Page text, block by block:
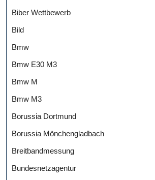
Biber Wettbewerb
Bild
Bmw
Bmw E30 M3
Bmw M
Bmw M3
Borussia Dortmund
Borussia Mönchengladbach
Breitbandmessung
Bundesnetzagentur